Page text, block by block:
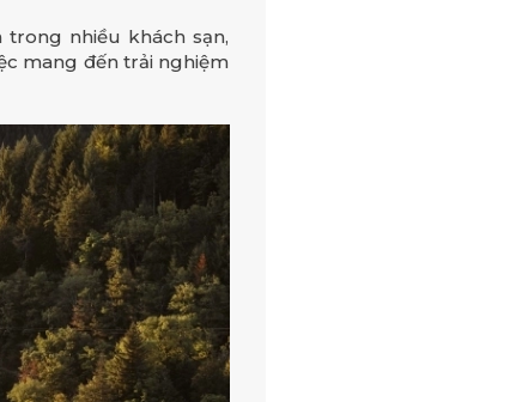
nhiều khách sạn,
mang đến trải nghiệm